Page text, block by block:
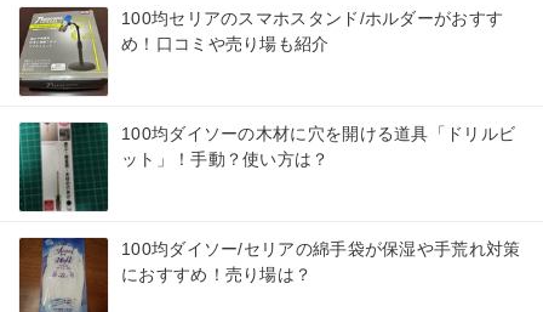
100均セリアのスマホスタンド/ホルダーがおすす
め！口コミや売り場も紹介
100均ダイソーの木材に穴を開ける道具「ドリルビ
ット」！手動？使い方は？
100均ダイソー/セリアの綿手袋が保湿や手荒れ対策
におすすめ！売り場は？